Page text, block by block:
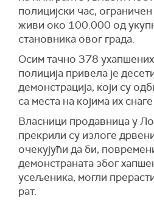
полицијски час,
живи око 100.000 од
становника овог града.
Осим тачно 378
полиција привела је
демонстрација, који су
са места на којима их
Власници продавница у
прекрили су излоге
очекујући да би,
демонстраната због
усељеника, могли
рат.